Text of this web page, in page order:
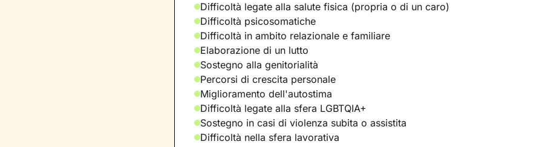
Difficoltà legate alla salute fisica (propria o di un caro)
Difficoltà psicosomatiche
Difficoltà in ambito relazionale e familiare
Elaborazione di un lutto
Sostegno alla genitorialità
Percorsi di crescita personale
Miglioramento dell'autostima
Difficoltà legate alla sfera LGBTQIA+
Sostegno in casi di violenza subita o assistita
Difficoltà nella sfera lavorativa